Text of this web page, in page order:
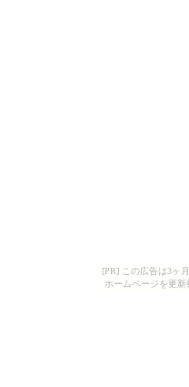
[PR] この広告は3ヶ
ホームページを更